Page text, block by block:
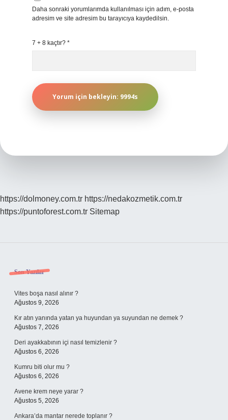
Daha sonraki yorumlarımda kullanılması için adım, e-posta
adresim ve site adresim bu tarayıcıya kaydedilsin.
7 + 8 kaçtır? *
https://dolmoney.com.tr https://nedakozmetik.com.tr
https://puntoforest.com.tr Sitemap
Sidebar
Son Yazılar
Vites boşa nasıl alınır ?
Ağustos 9, 2026
Kır atın yanında yatan ya huyundan ya suyundan ne demek ?
Ağustos 7, 2026
Deri ayakkabının içi nasıl temizlenir ?
Ağustos 6, 2026
Kumru biti olur mu ?
Ağustos 6, 2026
Avene krem neye yarar ?
Ağustos 5, 2026
Ankara’da mantar nerede toplanır ?